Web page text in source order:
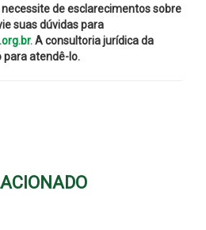
de esclarecimentos sobre
suas dúvidas para
A consultoria jurídica da
para atendê-lo.